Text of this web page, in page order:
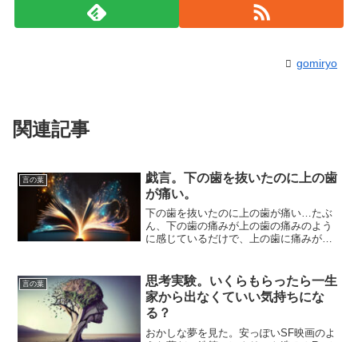
gomiryo
関連記事
言の葉
戯言。下の歯を抜いたのに上の歯
が痛い。
下の歯を抜いたのに上の歯が痛い…たぶ
ん、下の歯の痛みが上の歯の痛みのよう
に感じているだけで、上の歯に痛みがあ
経が通っていないし、そもそもむき出し
の歯そのものが痛いなんて...
言の葉
思考実験。いくらもらったら一生
家から出なくていい気持ちにな
る？
おかしな夢を見た。安っぽいSF映画のよ